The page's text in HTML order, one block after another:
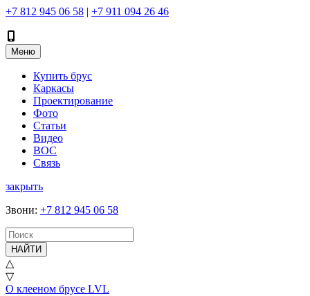
+7 812 945 06 58 | +7 911 094 26 46
Меню
Купить брус
Каркасы
Проектирование
Фото
Статьи
Видео
ВОС
Связь
закрыть
Звони: +7 812 945 06 58
НАЙТИ
△
▽
О клееном брусе LVL